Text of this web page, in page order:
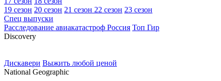
19 сезон 20 сезон 21 сезон 22 сезон 23 сезон
Спец выпуски
Расследование авиакатастроф Россия Топ Гир
Discovery
Дискавери Выжить любой ценой
National Geographic